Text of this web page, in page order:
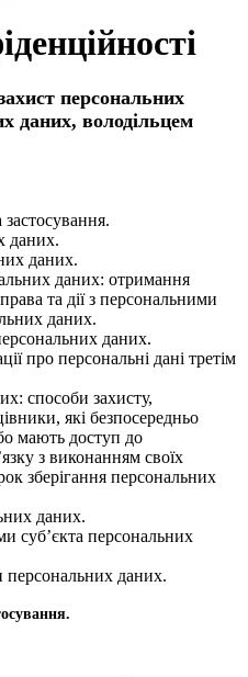
персональних
даних, володільцем
застосування.
даних.
даних.
даних: отримання
та дії з персональними
даних.
даних.
про персональні дані третім
способи захисту,
які безпосередньо
мають доступ до
з виконанням своїх
зберігання персональних
даних.
суб’єкта персональних
персональних даних.